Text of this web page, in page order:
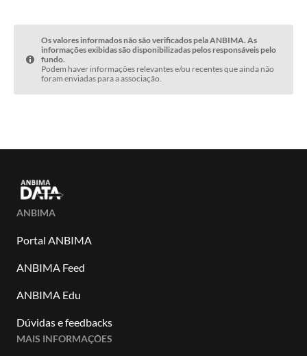
Os valores informados não são verificados pela ANBIMA. As
informações exibidas são disponibilizadas pelos responsáveis pelo
fundo.
Podem haver informações relevantes e/ou recentes que ainda não
foram enviadas para a associação.
ANBIMA
Portal ANBIMA
ANBIMA Feed
ANBIMA Edu
Dúvidas e feedbacks
MAIS INFORMAÇÕES